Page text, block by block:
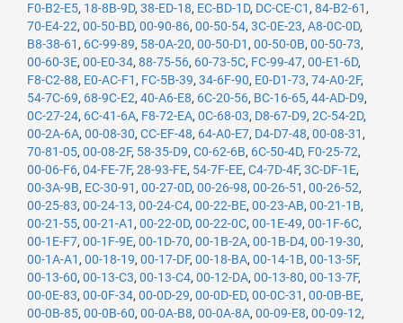
F0-B2-E5, 18-8B-9D, 38-ED-18, EC-BD-1D, DC-CE-C1 , 84-B2-61 ,
70-E4-22, 00-50-BD, 00-90-86, 00-50-54, 3C-0E-23, A8-0C-0D,
B8-38-61 , 6C-99-89, 58-0A-20, 00-50-D1 , 00-50-0B, 00-50-73,
00-60-3E, 00-E0-34, 88-75-56, 60-73-5C, FC-99-47, 00-E1-6D,
F8-C2-88, E0-AC-F1 , FC-5B-39, 34-6F-90, E0-D1-73, 74-A0-2F,
54-7C-69, 68-9C-E2, 40-A6-E8, 6C-20-56, BC-16-65, 44-AD-D9,
0C-27-24, 6C-41-6A, F8-72-EA, 0C-68-03, D8-67-D9, 2C-54-2D,
00-2A-6A, 00-08-30, CC-EF-48, 64-A0-E7, D4-D7-48, 00-08-31 ,
70-81-05, 00-08-2F, 58-35-D9, C0-62-6B, 6C-50-4D, F0-25-72,
00-06-F6, 04-FE-7F, 28-93-FE, 54-7F-EE, C4-7D-4F, 3C-DF-1E,
00-3A-9B, EC-30-91 , 00-27-0D, 00-26-98, 00-26-51 , 00-26-52,
00-25-83, 00-24-13, 00-24-C4, 00-22-BE, 00-23-AB, 00-21-1B,
00-21-55, 00-21-A1 , 00-22-0D, 00-22-0C, 00-1E-49, 00-1F-6C,
00-1E-F7, 00-1F-9E, 00-1D-70, 00-1B-2A, 00-1B-D4, 00-19-30,
00-1A-A1 , 00-18-19, 00-17-DF, 00-18-BA, 00-14-1B, 00-13-5F,
00-13-60, 00-13-C3, 00-13-C4, 00-12-DA, 00-13-80, 00-13-7F,
00-0E-83, 00-0F-34, 00-0D-29, 00-0D-ED, 00-0C-31 , 00-0B-BE,
00-0B-85, 00-0B-60, 00-0A-B8, 00-0A-8A, 00-09-E8, 00-09-12,